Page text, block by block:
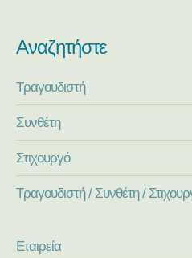
Αναζητήστε
Τραγουδιστή
Συνθέτη
Στιχουργό
Τραγουδιστή / Συνθέτη /
Εταιρεία